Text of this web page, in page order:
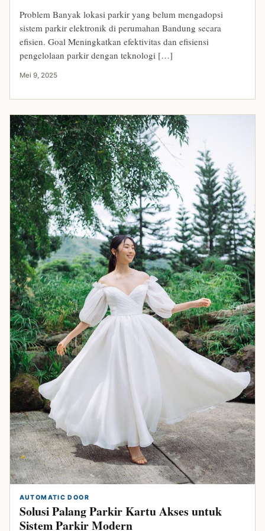
Problem Banyak lokasi parkir yang belum mengadopsi
sistem parkir elektronik di perumahan Bandung secara
efisien. Goal Meningkatkan efektivitas dan efisiensi
pengelolaan parkir dengan teknologi […]
Mei 9, 2025
AUTOMATIC DOOR
Solusi Palang Parkir Kartu Akses untuk
Sistem Parkir Modern